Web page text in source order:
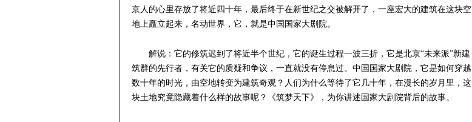
京人的心里存放了将近四十年，最后终于在新世纪之交被解开了，一座宏大的建筑在这块空
地上矗立起来，名动世界，它，就是中国国家大剧院。
解说：它的修筑迟到了将近半个世纪，它的诞生过程一波三折，它是北京“未来派”新建
筑群的先行者，有关它的质疑和争议，一直就没有停息过。中国国家大剧院，它是如何穿越
数十年的时光，由空地转变为建筑奇观？人们为什么等待了它几十年，在漫长的岁月里，这
块土地究竟隐藏着什么样的故事呢？《筑梦天下》，为你讲述国家大剧院背后的故事。